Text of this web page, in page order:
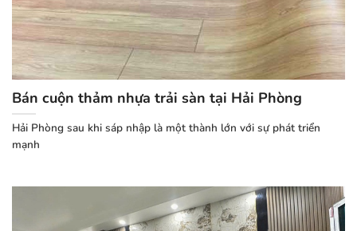
Bán cuộn thảm nhựa trải sàn tại Hải Phòng
Hải Phòng sau khi sáp nhập là một thành lớn với sự phát triển
mạnh